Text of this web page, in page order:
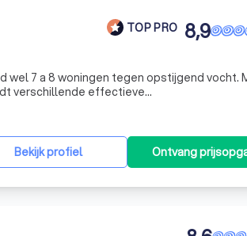
TOP PRO 8,9
7 a 8 woningen tegen opstijgend vocht.
verschillende effectieve
Bekijk profiel
Ontvang